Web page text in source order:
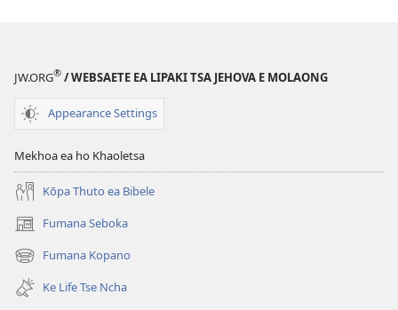
JW.ORG® / WEBSAETE EA LIPAKI TSA JEHOVA E MOLAONG
Appearance Settings
Mekhoa ea ho Khaoletsa
Kōpa Thuto ea Bibele
Fumana Seboka
(opens
new
window)
Fumana Kopano
(opens
new
window)
Ke Life Tse Ncha